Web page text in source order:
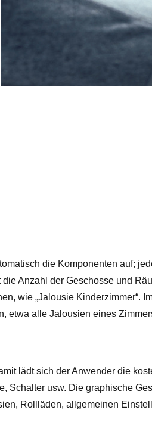
die Komponenten auf;
Anzahl der Geschosse und
wie „Jalousie Kinderzimmer“.
etwa alle Jalousien eines
lädt sich der Anwender die
Schalter usw. Die graphische
Rollläden, allgemeinen